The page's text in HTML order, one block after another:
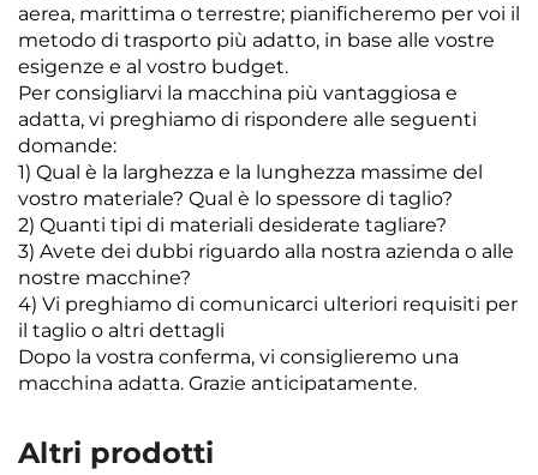
aerea, marittima o terrestre; pianificheremo per voi il
metodo di trasporto più adatto, in base alle vostre
esigenze e al vostro budget.
Per consigliarvi la macchina più vantaggiosa e
adatta, vi preghiamo di rispondere alle seguenti
domande:
1) Qual è la larghezza e la lunghezza massime del
vostro materiale? Qual è lo spessore di taglio?
2) Quanti tipi di materiali desiderate tagliare?
3) Avete dei dubbi riguardo alla nostra azienda o alle
nostre macchine?
4) Vi preghiamo di comunicarci ulteriori requisiti per
il taglio o altri dettagli
Dopo la vostra conferma, vi consiglieremo una
macchina adatta. Grazie anticipatamente.
Altri prodotti